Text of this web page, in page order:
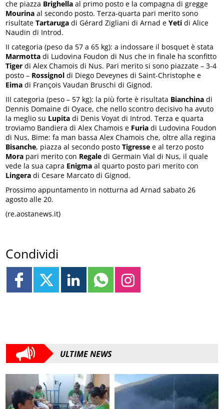
che piazza Brighella al primo posto e la compagna di gregge
Mourina al secondo posto. Terza-quarta pari merito sono
risultateTartaruga di Gérard Zigliani di Arnad eYeti di Alice
Naudin di Introd.
II categoria (peso da 57 a 65 kg): a indossare il bosquet è stata
Marmotta di Ludovina Foudon di Nus che in finale ha sconfitto
Tiger di Alex Chamois di Nus. Pari merito si sono piazzate – 3-4
posto – Rossignol di Diego Deveynes di Saint-Christophe e
Eima di François Vaudan Bruschi di Gignod.
III categoria (peso – 57 kg): la più forte è risultata Bianchina di
Dennis Domaine di Oyace, che nello scontro decisivo ha avuto
la meglio su Lupita di Denis Voyat di Introd. Terza e quarta
troviamo Bandiera di Alex Chamois e Furia di Ludovina Foudon
di Nus, Bime: fa man bassa Alex Chamois che, oltre alla regina
Bisanche, piazza al secondo postoTigresse e al terzo posto
Mora pari merito con Regale di Germain Vial di Nus, il quale
vede la sua capra Enigma al quarto posto pari merito con
Lingera di Cesare Marcato di Gignod.
Prossimo appuntamento in notturna ad Arnad sabato 26
agosto alle 20.
(re.aostanews.it)
Condividi
ULTIME NEWS